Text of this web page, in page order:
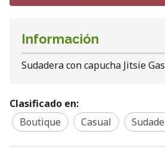
Información
Sudadera con capucha Jitsie
Clasificado en:
Boutique
Casual